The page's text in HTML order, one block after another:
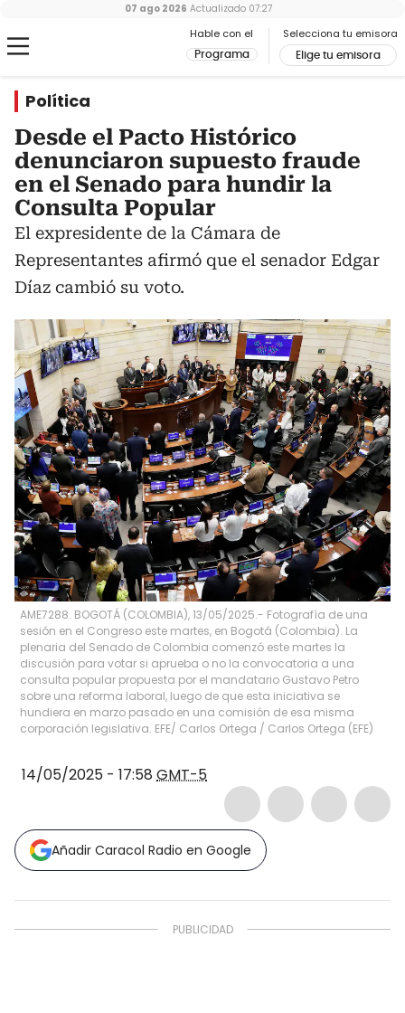
Hable con el
Programa
Selecciona tu emisora
Elige tu emisora
07 ago 2026 Actualizado 07:27
Política
Desde el Pacto Histórico
denunciaron supuesto fraude
en el Senado para hundir la
Consulta Popular
El expresidente de la Cámara de
Representantes afirmó que el senador Edgar
Díaz cambió su voto.
AME7288. BOGOTÁ (COLOMBIA), 13/05/2025.- Fotografía de una
sesión en el Congreso este martes, en Bogotá (Colombia). La
plenaria del Senado de Colombia comenzó este martes la
discusión para votar si aprueba o no la convocatoria a una
consulta popular propuesta por el mandatario Gustavo Petro
sobre una reforma laboral, luego de que esta iniciativa se
hundiera en marzo pasado en una comisión de esa misma
corporación legislativa. EFE/ Carlos Ortega / Carlos Ortega (EFE)
14/05/2025 - 17:58 GMT-5
Añadir Caracol Radio en Google